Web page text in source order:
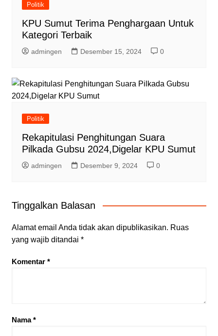
Politik
KPU Sumut Terima Penghargaan Untuk
Kategori Terbaik
admingen Desember 15, 2024 0
Politik
Rekapitulasi Penghitungan Suara
Pilkada Gubsu 2024,Digelar KPU Sumut
admingen Desember 9, 2024 0
Tinggalkan Balasan
Alamat email Anda tidak akan dipublikasikan. Ruas
yang wajib ditandai *
Komentar *
Nama*